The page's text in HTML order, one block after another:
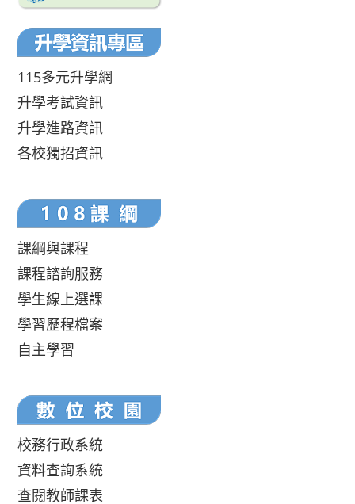
115多元升學網
升學考試資訊
升學進路資訊
各校獨招資訊
課綱與課程
課程諮詢服務
學生線上選課
學習歷程檔案
自主學習
校務行政系統
資料查詢系統
查閱教師課表